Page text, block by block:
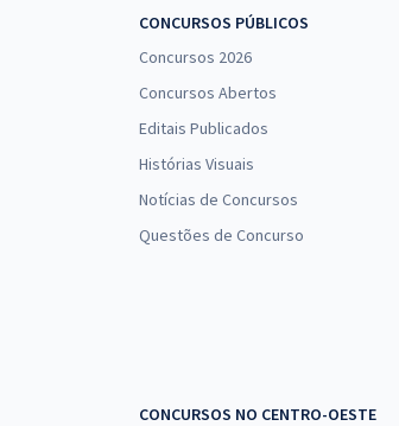
Prefeitura de Jardinópolis - SP -
CONCURSOS PÚBLICOS
Concursos 2026
Concursos Abertos
Editais Publicados
Histórias Visuais
Notícias de Concursos
Questões de Concurso
CONCURSOS NO CENTRO-OESTE